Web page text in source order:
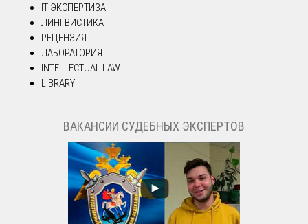
IT ЭКСПЕРТИЗА
ЛИНГВИСТИКА
РЕЦЕНЗИЯ
ЛАБОРАТОРИЯ
INTELLECTUAL LAW
LIBRARY
ВАКАНСИИ СУДЕБНЫХ ЭКСПЕРТОВ